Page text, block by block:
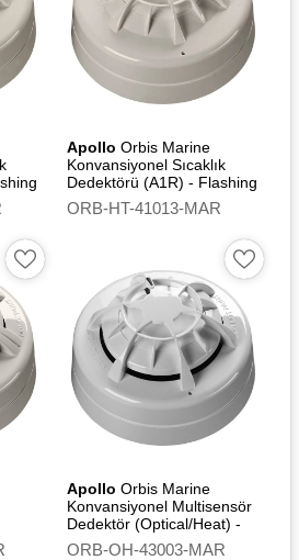
Apollo Orbis Marine
Konvansiyonel Sıcaklık
Dedektörü (A1R) - Flashing
Led
ORB-HT-41013-MAR
Apollo Orbis Marine
Konvansiyonel Multisensör
Dedektör (Optical/Heat) -
Flashing Led
ORB-OH-43003-MAR